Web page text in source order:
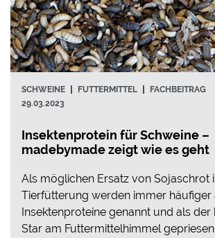
SCHWEINE FUTTERMITTEL
FACHBEITRAG
29.03.2023
Insektenprotein für Schweine –
madebymade zeigt wie es geht
Als möglichen Ersatz von Sojaschrot
Tierfütterung werden immer häufiger
Insektenproteine genannt und als
Star am Futtermittelhimmel